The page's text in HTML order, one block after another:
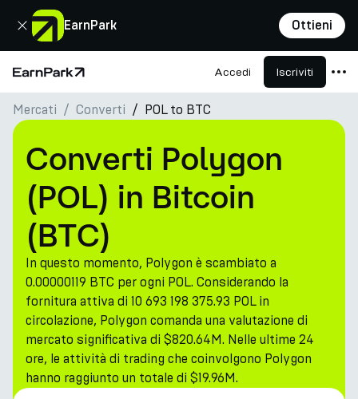
EarnPark Ottieni
Chiudi
Pagina principale Accedi Iscriviti
Prodotti
Mercati
Calcolatori
PARK Token
Risorse
Azienda
Mercati Converti POL to BTC
Converti Polygon
(POL) in Bitcoin
(BTC)
In questo momento, Polygon è scambiato a
0.00000119 BTC per ogni POL. Considerando la
fornitura attiva di 10 693 198 375.93 POL in
circolazione, Polygon comanda una valutazione di
mercato significativa di $820.64M. Nelle ultime 24
ore, le attività di trading che coinvolgono Polygon
hanno raggiunto un totale di $19.96M.